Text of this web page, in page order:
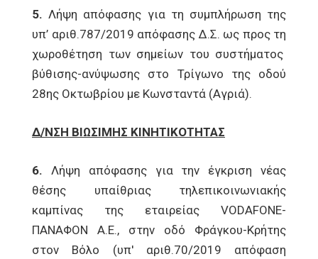
5. Λήψη απόφασης για τη συμπλήρωση της
υπ’ αριθ.787/2019 απόφασης Δ.Σ. ως προς τη
χωροθέτηση των σημείων του συστήματος
βύθισης-ανύψωσης στο Τρίγωνο της οδού
28ης Οκτωβρίου με Κωνσταντά (Αγριά).
Δ/ΝΣΗ ΒΙΩΣΙΜΗΣ ΚΙΝΗΤΙΚΟΤΗΤΑΣ
6. Λήψη απόφασης για την έγκριση νέας
θέσης υπαίθριας τηλεπικοινωνιακής
καμπίνας της εταιρείας VODAFONE-
ΠΑΝΑΦΟΝ Α.Ε., στην οδό Φράγκου-Κρήτης
στον Βόλο (υπ' αριθ.70/2019 απόφαση